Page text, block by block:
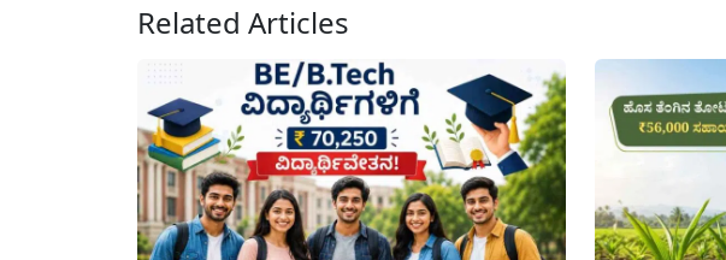
Related Articles